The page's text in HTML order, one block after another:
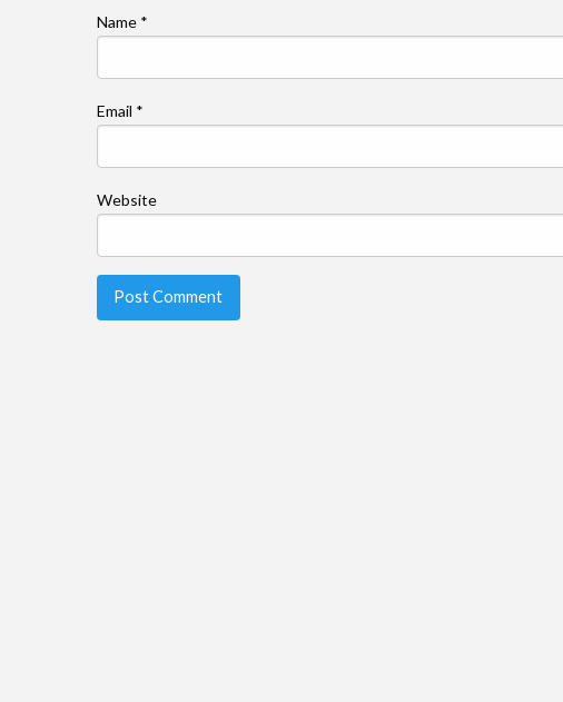
Name *
Email *
Website